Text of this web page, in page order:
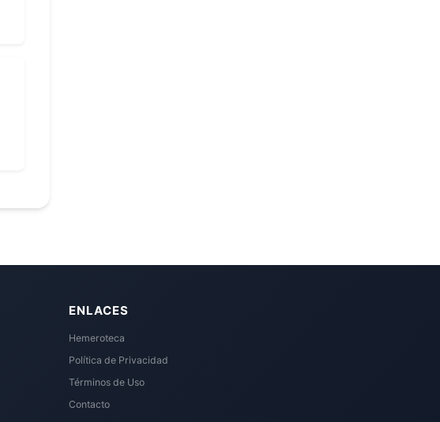
ENLACES
Hemeroteca
Política de Privacidad
Términos de Uso
Contacto